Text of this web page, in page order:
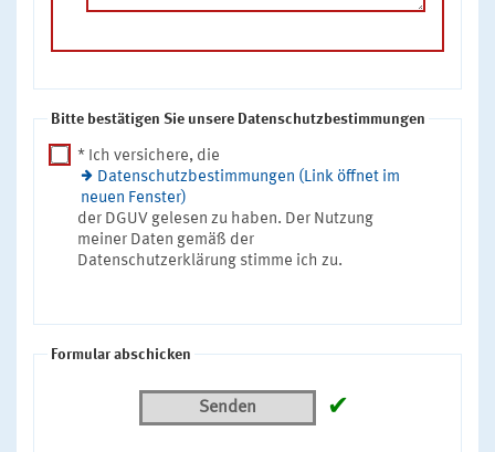
Bitte bestätigen Sie unsere Datenschutzbestimmungen
* Ich versichere, die
Datenschutzbestimmungen (Link öffnet im
neuen Fenster)
der DGUV gelesen zu haben. Der Nutzung
meiner Daten gemäß der
Datenschutzerklärung stimme ich zu.
Formular abschicken
Senden ✔